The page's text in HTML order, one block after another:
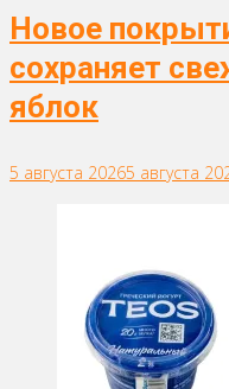
Новое
сохраняет
яблок
5 августа 20265 августа